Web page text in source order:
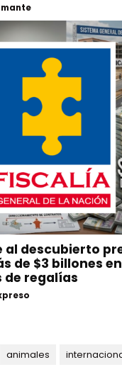
al descubierto
de $3 billones
de regalías
animales